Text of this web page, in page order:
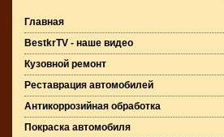
Главная
BestkrTV - наше видео
Кузовной ремонт
Реставрация автомобилей
Антикоррозийная обработка
Покраска автомобиля